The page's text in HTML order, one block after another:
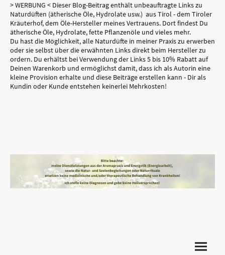
> WERBUNG < Dieser Blog-Beitrag enthält unbeauftragte Links zu
Naturdüften (ätherische Öle, Hydrolate usw.) aus Tirol - dem Tiroler
Kräuterhof, dem Öle-Hersteller meines Vertrauens. Dort findest Du
ätherische Öle, Hydrolate, fette Pflanzenöle und vieles mehr.
Du hast die Möglichkeit, alle Naturdüfte in meiner Praxis zu erwerben
oder sie selbst über die erwähnten Links direkt beim Hersteller zu
ordern. Du erhältst bei Verwendung der Links 5 bis 10% Rabatt auf
Deinen Warenkorb und ermöglichst damit, dass ich als Autorin eine
kleine Provision erhalte und diese Beiträge erstellen kann - Dir als
Kundin oder Kunde entstehen keinerlei Mehrkosten!